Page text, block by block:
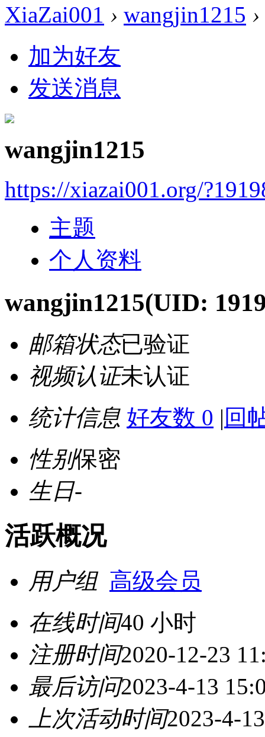
XiaZai001 › wangjin1215 ›
加为好友
发送消息
wangjin1215
https://xiazai001.org/
主题
个人资料
wangjin1215(UID:
邮箱状态已验证
视频认证未认证
统计信息 好友数 0 | 回
性别保密
生日-
活跃概况
用户组 高级会员
在线时间40 小时
注册时间2020-12-23
最后访问2023-4-13
上次活动时间2023-4-